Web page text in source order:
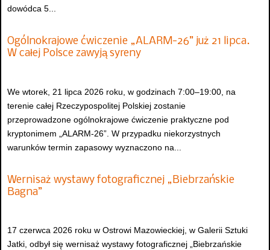
dowódca 5...
Ogólnokrajowe ćwiczenie „ALARM-26” już 21 lipca.
W całej Polsce zawyją syreny
We wtorek, 21 lipca 2026 roku, w godzinach 7:00–19:00, na
terenie całej Rzeczypospolitej Polskiej zostanie
przeprowadzone ogólnokrajowe ćwiczenie praktyczne pod
kryptonimem „ALARM-26”. W przypadku niekorzystnych
warunków termin zapasowy wyznaczono na...
Wernisaż wystawy fotograficznej „Biebrzańskie
Bagna”
17 czerwca 2026 roku w Ostrowi Mazowieckiej, w Galerii Sztuki
Jatki, odbył się wernisaż wystawy fotograficznej „Biebrzańskie